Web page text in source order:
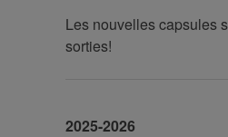
Les nouvelles capsules
sorties!
2025-2026